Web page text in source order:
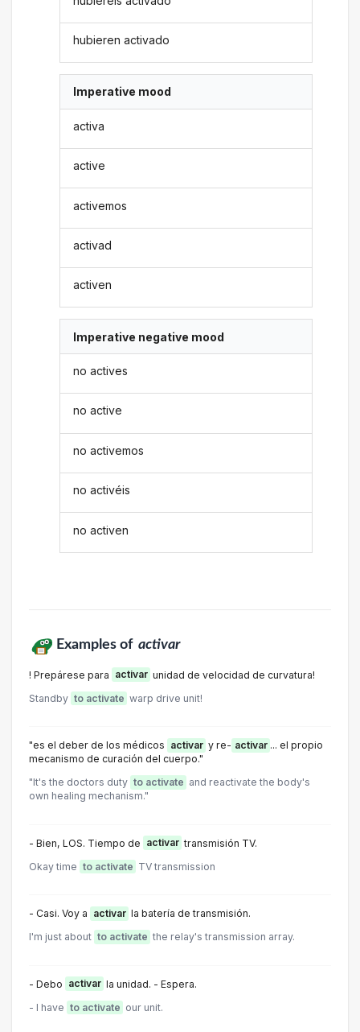
hubieren activado
Imperative mood
activa
active
activemos
activad
activen
Imperative negative mood
no actives
no active
no activemos
no activéis
no activen
Examples of activar
! Prepárese para activar unidad de velocidad de curvatura!
Standby to activate warp drive unit!
"es el deber de los médicos activar y re- activar ... el propio
mecanismo de curación del cuerpo."
"It's the doctors duty to activate and reactivate the body's
own healing mechanism."
- Bien, LOS. Tiempo de activar transmisión TV.
Okay time to activate TV transmission
- Casi. Voy a activar la batería de transmisión.
I'm just about to activate the relay's transmission array.
- Debo activar la unidad. - Espera.
- l have to activate our unit.